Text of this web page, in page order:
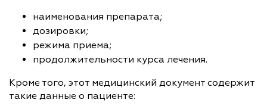
наименования препарата;
дозировки;
режима приема;
продолжительности курса лечения.
Кроме того, этот медицинский документ содержит
такие данные о пациенте: